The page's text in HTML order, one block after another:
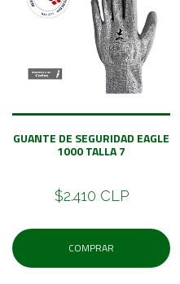
GUANTE DE SEGURIDAD EAGLE
1000 TALLA 7
$2.410 CLP
COMPRAR